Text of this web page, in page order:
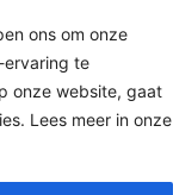
ons om onze
te
onze website, gaat
Lees meer in onze
een tientje